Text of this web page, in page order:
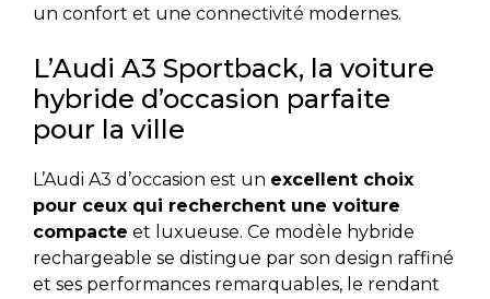
un confort et une connectivité modernes.
L’Audi A3 Sportback, la voiture
hybride d’occasion parfaite
pour la ville
L’Audi A3 d’occasion est un excellent choix
pour ceux qui recherchent une voiture
compacte et luxueuse. Ce modèle hybride
rechargeable se distingue par son design raffiné
et ses performances remarquables, le rendant